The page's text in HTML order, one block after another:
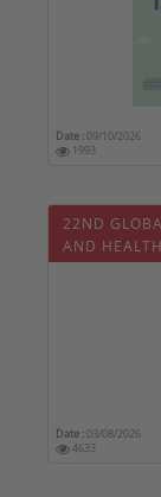
Date :09/10/2026
1993
22ND
AND
Date :03/08/2026
4633